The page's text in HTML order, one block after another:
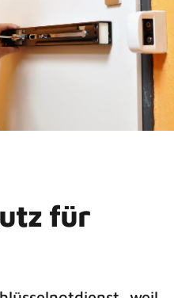
für